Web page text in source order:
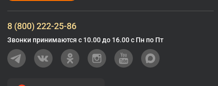
8 (800) 222-25-86
Звонки принимаются с 10.00 до 16.00 с Пн по Пт